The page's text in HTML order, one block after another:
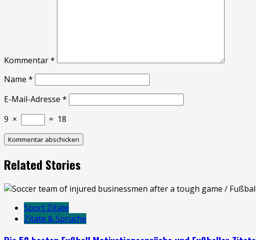
Kommentar*
Name *
E-Mail-Adresse *
9 × = 18
Related Stories
Sport Zitate
Zitate & Sprüche